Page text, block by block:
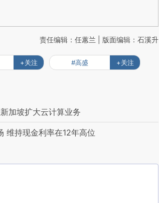
责任编辑：任蕙兰 | 版面编辑：石溪升
+关注 #高盛 +关注
加坡扩大云计算业务
维持现金利率在12年高位